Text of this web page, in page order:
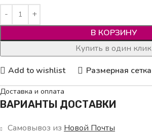
В КОРЗИНУ
Купить в один клик
Add to wishlist Размерная сетка
Доставка и оплата
ВАРИАНТЫ ДОСТАВКИ
Самовывоз из Новой Почты